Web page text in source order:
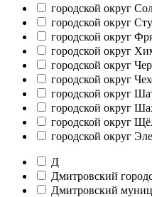
городской округ
городской округ
городской округ
городской округ
городской округ
городской округ
городской округ
городской округ
городской округ
городской округ
Д
Дмитровский
Дмитровский